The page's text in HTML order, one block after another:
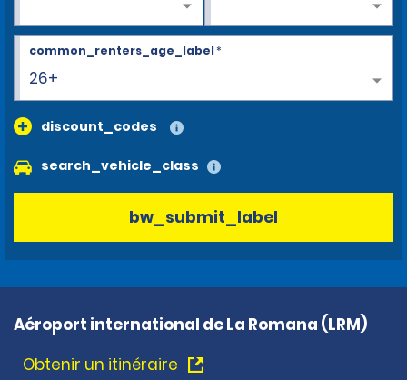
26+
common_renters_age_label*
discount_codes
search_vehicle_class
bw_submit_label
Aéroport international de La Romana (LRM)
Obtenir un itinéraire